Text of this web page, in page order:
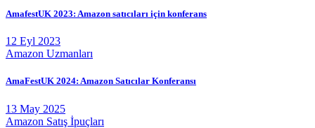
AmafestUK 2023: Amazon satıcıları için konferans
12 Eyl 2023
Amazon Uzmanları
AmaFestUK 2024: Amazon Satıcılar Konferansı
13 May 2025
Amazon Satış İpuçları